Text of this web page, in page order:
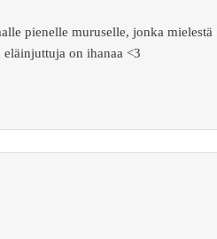
pienelle muruselle, jonka mielestä
on ihanaa <3